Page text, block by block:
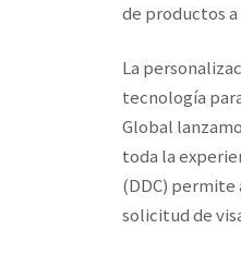
de productos a
La
tecnología
Global
toda la
(DDC) permite
solicitud de